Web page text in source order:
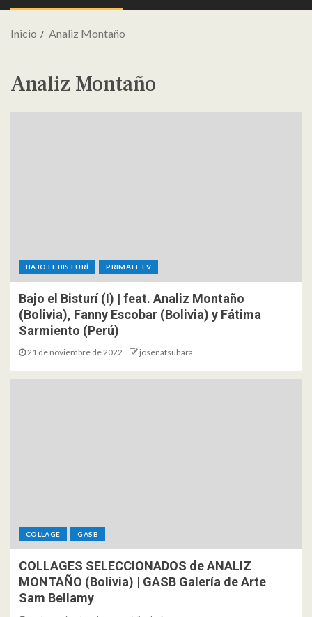
Inicio Analiz Montaño
Analiz Montaño
BAJO EL BISTURÍ PRIMATETV
Bajo el Bisturí (I) | feat. Analiz Montaño
(Bolivia), Fanny Escobar (Bolivia) y Fátima
Sarmiento (Perú)
21 de noviembre de 2022 josenatsuhara
COLLAGE GASB
COLLAGES SELECCIONADOS de ANALIZ
MONTAÑO (Bolivia) | GASB Galería de Arte
Sam Bellamy